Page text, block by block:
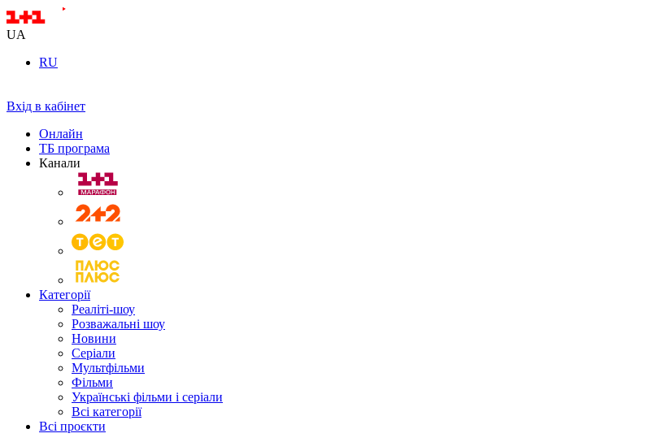
UA
RU
Вхід в кабінет
Онлайн
ТБ програма
Канали
Категорії
Реаліті-шоу
Розважальні шоу
Новини
Серіали
Мультфільми
Фільми
Українські фільми і серіали
Всі категорії
Всі проєкти